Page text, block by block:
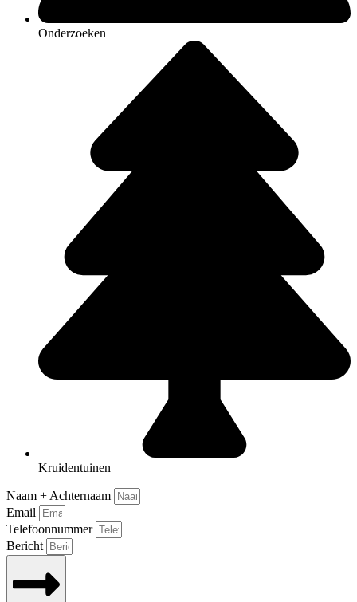
Onderzoeken
Kruidentuinen
Naam + Achternaam
Email
Telefoonnummer
Bericht